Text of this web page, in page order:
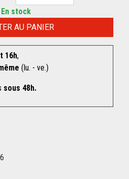
AU PANIER
En stock
16h,
(lu. - ve.)
sous 48h.